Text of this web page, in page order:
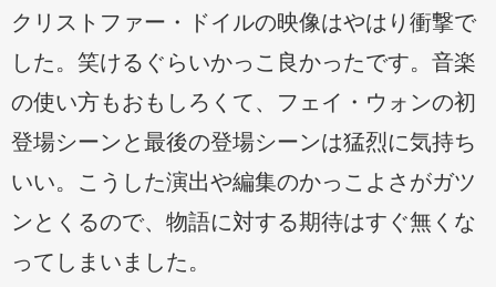
クリストファー・ドイルの映像はやはり衝撃で
した。笑けるぐらいかっこ良かったです。音楽
の使い方もおもしろくて、フェイ・ウォンの初
登場シーンと最後の登場シーンは猛烈に気持ち
いい。こうした演出や編集のかっこよさがガツ
ンとくるので、物語に対する期待はすぐ無くな
ってしまいました。